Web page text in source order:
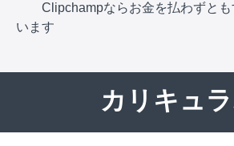
Clipchampならお金を払わずとも
います
カリキュ